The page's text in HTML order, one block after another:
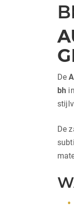
De
bh
De